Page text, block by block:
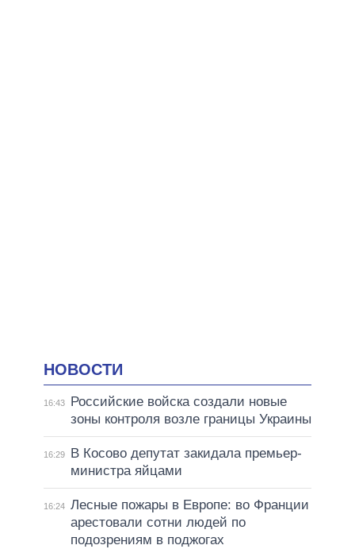
НОВОСТИ
16:43
Российские войска создали новые
зоны контроля возле границы Украины
16:29
В Косово депутат закидала премьер-
министра яйцами
16:24 Лесные пожары в Европе: во Франции
арестовали сотни людей по
подозрениям в поджогах